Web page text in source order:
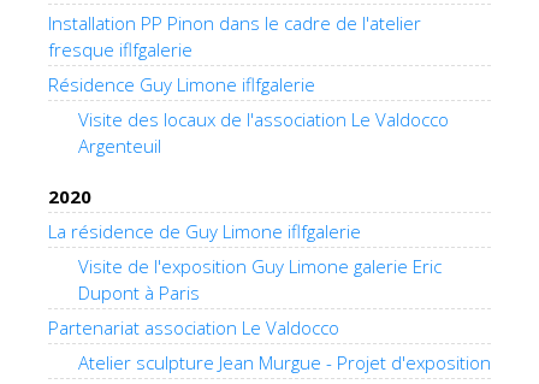
Installation PP Pinon dans le cadre de l'atelier
fresque iflfgalerie
Résidence Guy Limone iflfgalerie
Visite des locaux de l'association Le Valdocco
Argenteuil
2020
La résidence de Guy Limone iflfgalerie
Visite de l'exposition Guy Limone galerie Eric
Dupont à Paris
Partenariat association Le Valdocco
Atelier sculpture Jean Murgue - Projet d'exposition